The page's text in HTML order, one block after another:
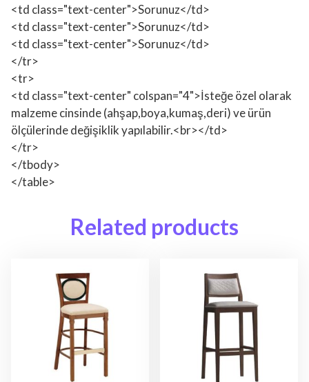
<td class="text-center">Sorunuz</td>
<td class="text-center">Sorunuz</td>
<td class="text-center">Sorunuz</td>
</tr>
<tr>
<td class="text-center" colspan="4">İsteğe özel olarak
malzeme cinsinde (ahşap,boya,kumaş,deri) ve ürün
ölçülerinde değişiklik yapılabilir.<br></td>
</tr>
</tbody>
</table>
Related products